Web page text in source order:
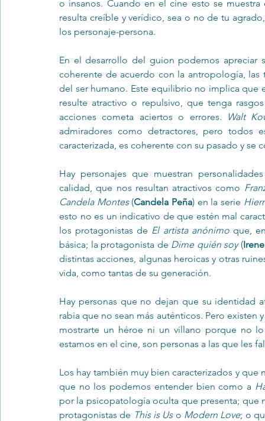
o insanos. Cuando en el cine esto se
resulta creíble y verídico, sea o no de tu
los personaje-persona.
En el desarrollo del guion podemos apreciar
coherente de acuerdo con la antropología,
del ser humano. Este equilibrio no implica
resulte atractivo o repulsivo, que tenga
acciones cometa aciertos o errores.
Walt
admiradores como detractores, pero todos
caracterizada, es coherente con su pasado y se
Hay personajes que muestran
calidad, que nos resultan atractivos como
Candela Montes (Candela Peña) en la serie
esto no es un indicativo de que estén mal
los protagonistas de El artista anónimo que,
básica; la protagonista de Dime quién soy (
distintas acciones, algunas heroicas y otras
vida, como tantas de su generación.
Hay personas que no dejan que su
rabia que no sean más auténticos. Pero
mostrarte un héroe ni un villano porque no
estamos en el cine, son personas a las que les
Los hay también muy bien caracterizados y
que no los podemos entender bien como a
por la psicopatología oculta que presenta; que
protagonistas de This is Us o Modern Love; o